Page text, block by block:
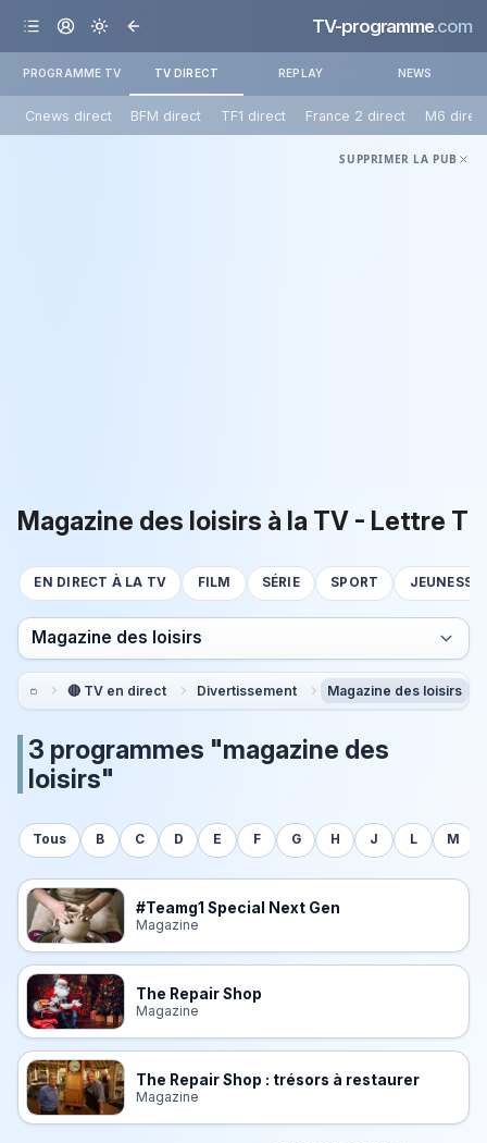
TV-programme.com
PROGRAMME TV TV DIRECT REPLAY NEWS
Cnews direct BFM direct TF1 direct France 2 direct M6
SUPPRIMER LA PUB
Magazine des loisirs à la TV - Lettre T
EN DIRECT À LA TV FILM SÉRIE SPORT JEUNESSE
Magazine des loisirs
🔴 TV en direct Divertissement Magazine des loisirs
3 programmes "magazine des
loisirs"
Tous B C D E F G H J L M
#Teamg1 Special Next Gen
Magazine
The Repair Shop
Magazine
The Repair Shop : trésors à restaurer
Magazine